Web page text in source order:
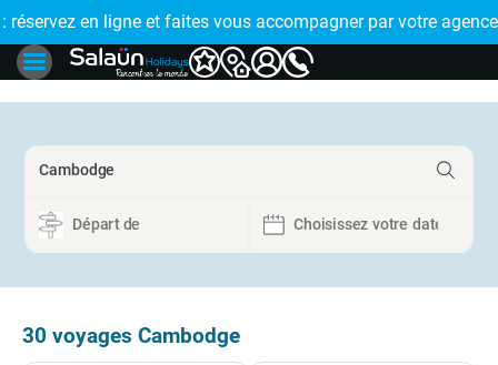
par votre agence de proximité
🤩 PAIEMENT EN PLUSIEURS FOIS : réglez votre voyage
30 voyages Cambodge